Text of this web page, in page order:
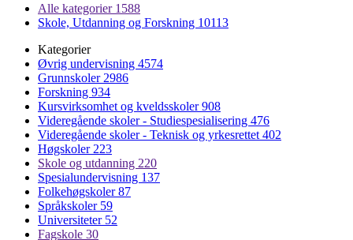
Alle kategorier 1588
Skole, Utdanning og Forskning 10113
Kategorier
Øvrig undervisning 4574
Grunnskoler 2986
Forskning 934
Kursvirksomhet og kveldsskoler908
Videregående skoler - Studiespesialisering 476
Videregående skoler - Teknisk og yrkesrettet 402
Høgskoler 223
Skole og utdanning 220
Spesialundervisning 137
Folkehøgskoler87
Språkskoler 59
Universiteter 52
Fagskole 30